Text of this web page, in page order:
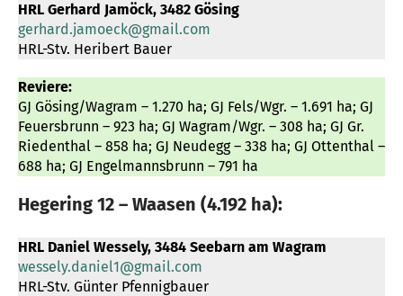
HRL Gerhard Jamöck, 3482 Gösing
gerhard.jamoeck@gmail.com
HRL-Stv. Heribert Bauer
Reviere:
GJ Gösing/Wagram – 1.270 ha; GJ Fels/Wgr. – 1.691 ha; GJ
Feuersbrunn – 923 ha; GJ Wagram/Wgr. – 308 ha; GJ Gr.
Riedenthal – 858 ha; GJ Neudegg – 338 ha; GJ Ottenthal –
688 ha; GJ Engelmannsbrunn – 791 ha
Hegering 12 – Waasen (4.192 ha):
HRL Daniel Wessely, 3484 Seebarn am Wagram
wessely.daniel1@gmail.com
HRL-Stv. Günter Pfennigbauer